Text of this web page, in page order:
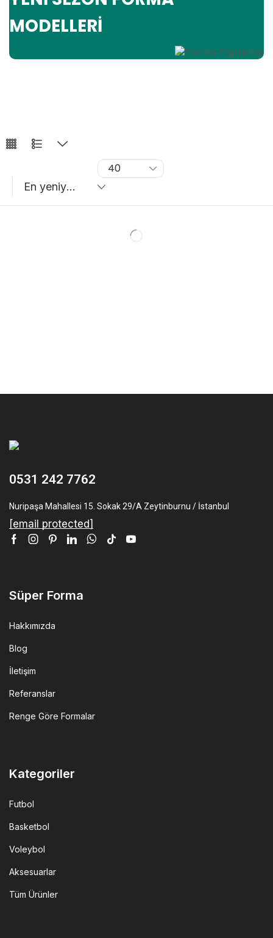
MODELLERİ
Liste
Sayfa
başına
ürünler
0531 242 7762
Nuripaşa Mahallesi 15. Sokak 29/A Zeytinburnu / İstanbul
[email protected]
Facebook
Instagram
Pinterest
LinkedinWhatsapp
Tik-Youtube
Süper Forma
Hakkımızda
Blog
İletişim
Referanslar
Renge Göre Formalar
Kategoriler
Futbol
Basketbol
Voleybol
Aksesuarlar
Tüm Ürünler